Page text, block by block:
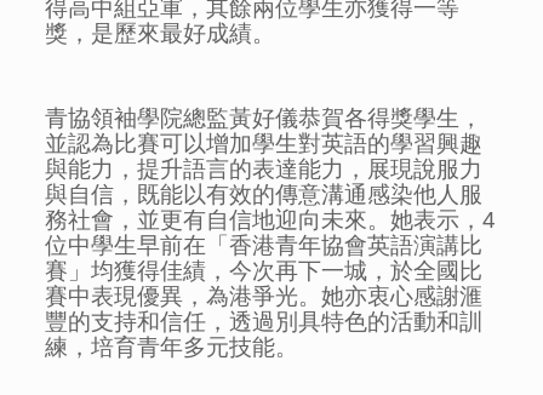
得高中組亞軍，其餘兩位學生亦獲得一等
獎，是歷來最好成績。
青協領袖學院總監黃好儀恭賀各得獎學生，
並認為比賽可以增加學生對英語的學習興趣
與能力，提升語言的表達能力，展現說服力
與自信，既能以有效的傳意溝通感染他人服
務社會，並更有自信地迎向未來。她表示，4
位中學生早前在「香港青年協會英語演講比
賽」均獲得佳績，今次再下一城，於全國比
賽中表現優異，為港爭光。她亦衷心感謝滙
豐的支持和信任，透過別具特色的活動和訓
練，培育青年多元技能。